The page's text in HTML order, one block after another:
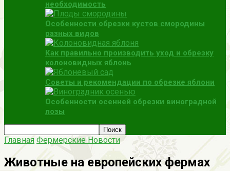
необходимость
Особенности обрезки кустов смородины
разных видов
Как правильно производить уход и обрезку
колоновидных яблонь
Советы и рекомендации по обрезке яблони
Особенности осенней обрезки виноградной
лозы
Главная Фермерские Новости
Животные на европейских фермах